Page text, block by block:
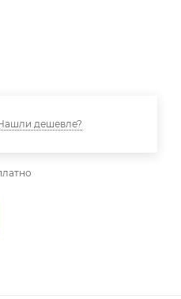
дешевле?